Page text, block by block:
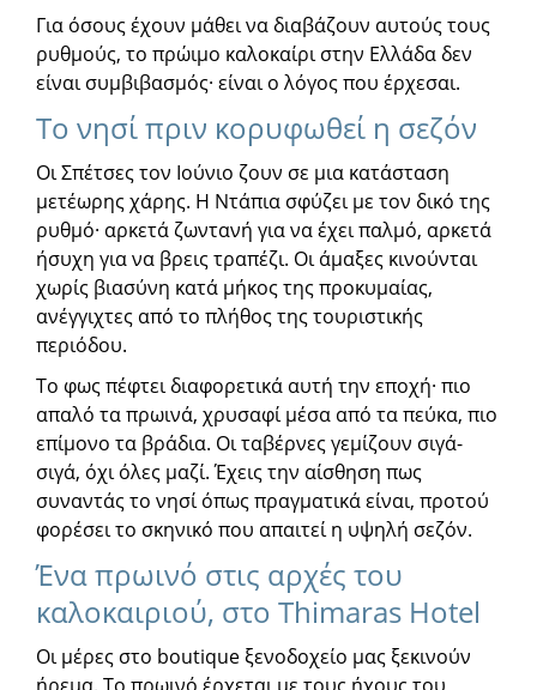
Για όσους έχουν μάθει να διαβάζουν αυτούς τους
ρυθμούς, το πρώιμο καλοκαίρι στην Ελλάδα δεν
είναι συμβιβασμός· είναι ο λόγος που έρχεσαι.
Το νησί πριν κορυφωθεί η σεζόν
Οι Σπέτσες τον Ιούνιο ζουν σε μια κατάσταση
μετέωρης χάρης. Η Ντάπια σφύζει με τον δικό της
ρυθμό· αρκετά ζωντανή για να έχει παλμό, αρκετά
ήσυχη για να βρεις τραπέζι. Οι άμαξες κινούνται
χωρίς βιασύνη κατά μήκος της προκυμαίας,
ανέγγιχτες από το πλήθος της τουριστικής
περιόδου.
Το φως πέφτει διαφορετικά αυτή την εποχή· πιο
απαλό τα πρωινά, χρυσαφί μέσα από τα πεύκα, πιο
επίμονο τα βράδια. Οι ταβέρνες γεμίζουν σιγά-
σιγά, όχι όλες μαζί. Έχεις την αίσθηση πως
συναντάς το νησί όπως πραγματικά είναι, προτού
φορέσει το σκηνικό που απαιτεί η υψηλή σεζόν.
Ένα πρωινό στις αρχές του
καλοκαιριού, στο Thimaras Hotel
Οι μέρες στο boutique ξενοδοχείο μας ξεκινούν